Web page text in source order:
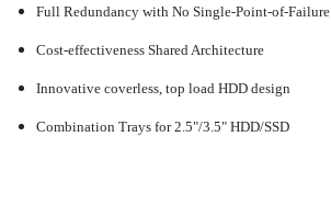
Full Redundancy with No Single-Point-of-Failure
Cost-effectiveness Shared Architecture
Innovative coverless, top load HDD design
Combination Trays for 2.5"/3.5" HDD/SSD